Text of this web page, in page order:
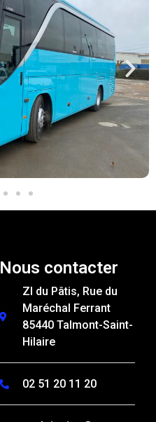
Nous contacter
ZI du Pâtis, Rue du
Maréchal Ferrant
85440 Talmont-Saint-
Hilaire
02 51 20 11 20